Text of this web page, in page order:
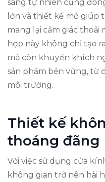
sáng tự nhiên cũng
lớn và thiết kế mở giúp
mang lại cảm giác thoải
hợp này không chỉ tạo
mà còn khuyến khích
sản phẩm bền vững, từ
môi trường.
Thiết kế
thoáng đãng
Với việc sử dụng cửa
không gian trở nên hài